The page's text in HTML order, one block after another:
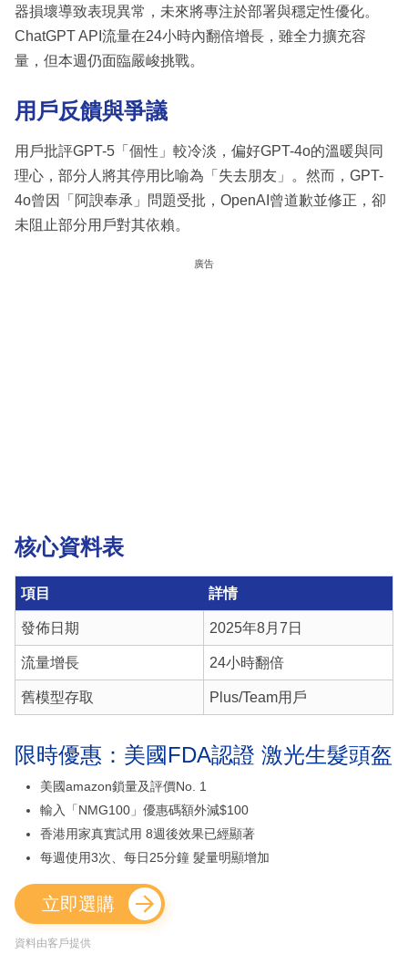
器損壞導致表現異常，未來將專注於部署與穩定性優化。
ChatGPT API流量在24小時內翻倍增長，雖全力擴充容
量，但本週仍面臨嚴峻挑戰。
用戶反饋與爭議
用戶批評GPT-5「個性」較冷淡，偏好GPT-4o的溫暖與同
理心，部分人將其停用比喻為「失去朋友」。然而，GPT-
4o曾因「阿諛奉承」問題受批，OpenAI曾道歉並修正，卻
未阻止部分用戶對其依賴。
廣告
核心資料表
項目 詳情
發佈日期 2025年8月7日
流量增長 24小時翻倍
舊模型存取 Plus/Team用戶
限時優惠：美國FDA認證 激光生髮頭盔
美國amazon鎖量及評價No. 1
輸入「NMG100」優惠碼額外減$100
香港用家真實試用 8週後效果已經顯著
每週使用3次、每日25分鐘 髮量明顯增加
立即選購
資料由客戶提供